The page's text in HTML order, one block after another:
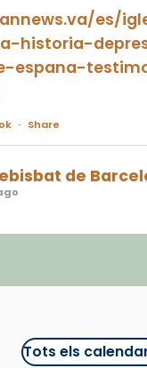
es/
historia-
espana-
· Share
de
de Les
Tots els